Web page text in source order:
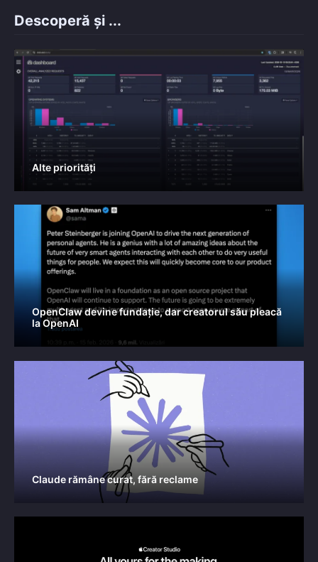
Descoperă și ...
Alte priorități
OpenClaw devine fundație, dar creatorul său pleacă
la OpenAI
Claude rămâne curat, fără reclame